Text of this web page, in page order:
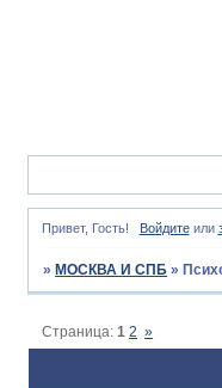
Привет, Гость! Войдитеили
» МОСКВА И СПБ »
Страница:1 2 »